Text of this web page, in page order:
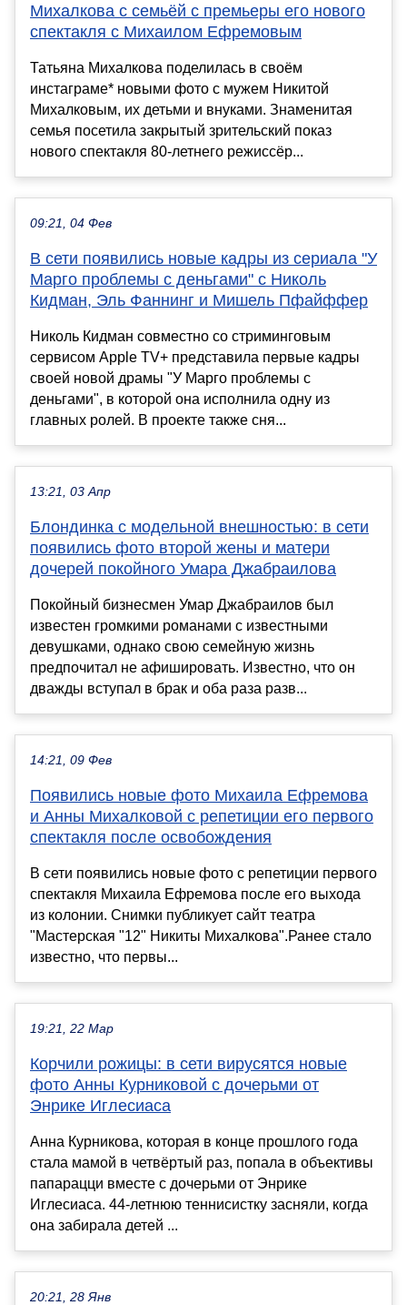
Михалкова с семьёй с премьеры его нового
спектакля с Михаилом Ефремовым
Татьяна Михалкова поделилась в своём
инстаграме* новыми фото с мужем Никитой
Михалковым, их детьми и внуками. Знаменитая
семья посетила закрытый зрительский показ
нового спектакля 80-летнего режиссёр...
09:21, 04 Фев
В сети появились новые кадры из сериала "У
Марго проблемы с деньгами" с Николь
Кидман, Эль Фаннинг и Мишель Пфайффер
Николь Кидман совместно со стриминговым
сервисом Apple TV+ представила первые кадры
своей новой драмы "У Марго проблемы с
деньгами", в которой она исполнила одну из
главных ролей. В проекте также сня...
13:21, 03 Апр
Блондинка с модельной внешностью: в сети
появились фото второй жены и матери
дочерей покойного Умара Джабраилова
Покойный бизнесмен Умар Джабраилов был
известен громкими романами с известными
девушками, однако свою семейную жизнь
предпочитал не афишировать. Известно, что он
дважды вступал в брак и оба раза разв...
14:21, 09 Фев
Появились новые фото Михаила Ефремова
и Анны Михалковой с репетиции его первого
спектакля после освобождения
В сети появились новые фото с репетиции первого
спектакля Михаила Ефремова после его выхода
из колонии. Снимки публикует сайт театра
"Мастерская "12" Никиты Михалкова".Ранее стало
известно, что первы...
19:21, 22 Мар
Корчили рожицы: в сети вирусятся новые
фото Анны Курниковой с дочерьми от
Энрике Иглесиаса
Анна Курникова, которая в конце прошлого года
стала мамой в четвёртый раз, попала в объективы
папарацци вместе с дочерьми от Энрике
Иглесиаса. 44-летнюю теннисистку засняли, когда
она забирала детей ...
20:21, 28 Янв